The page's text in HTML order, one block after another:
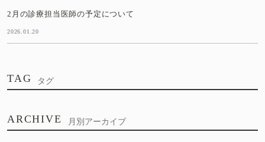
2月の診療担当医師の予定について
2026.01.20
TAG タグ
ARCHIVE 月別アーカイブ